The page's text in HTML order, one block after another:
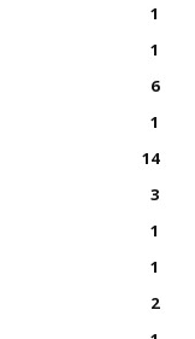
1
1
6
1
14
3
1
1
2